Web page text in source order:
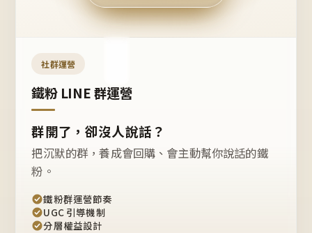
開團
嗎？
社群運營
鐵粉 LINE 群運營
群開了，卻沒人說話？
把沉默的群，養成會回購、會主動幫你說話的鐵
粉。
鐵粉群運營節奏
UGC 引導機制
分層權益設計